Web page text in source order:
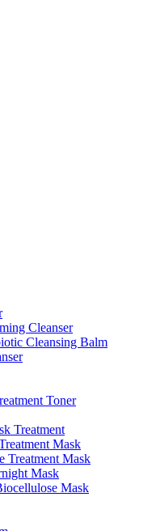
Cleanser
Cleansing Balm
Toner
Treatment
Mask
Treatment Mask
Mask
Mask